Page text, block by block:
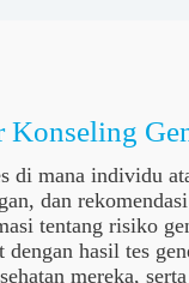
Konseling
di mana individu
dan
tentang risiko
hasil tes
mereka,